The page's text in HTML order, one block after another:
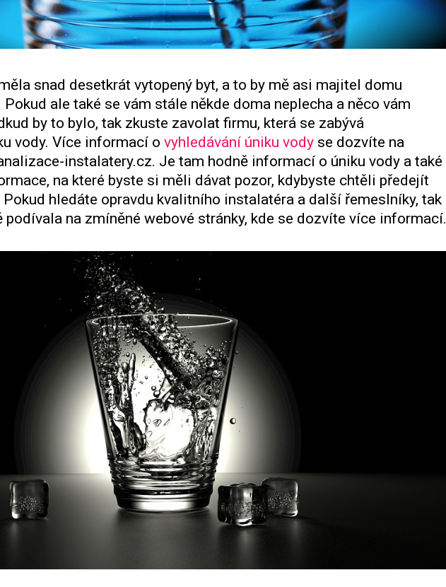
snad desetkrát vytopený byt, a to by mě asi majitel domu
Pokud ale také se vám stále někde doma neplecha a něco vám
by to bylo, tak zkuste zavolat firmu, která se zabývá
vody. Více informací o vyhledávání úniku vody se dozvíte na
instalatery.cz. Je tam hodně informací o úniku vody a také
na které byste si měli dávat pozor, kdybyste chtěli předejít
hledáte opravdu kvalitního instalatéra a další řemeslníky, tak
podívala na zmíněné webové stránky, kde se dozvíte více informací.